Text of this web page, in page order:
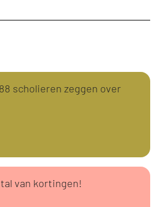
scholieren zeggen over
van kortingen!